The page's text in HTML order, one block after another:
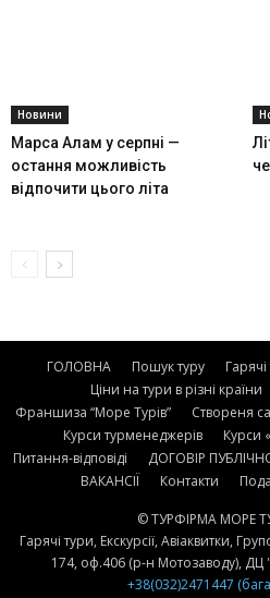
Новини
Марса Алам у серпні —
остання можливість
відпочити цього літа
ГОЛОВНА Пошук туру
Ціни на тури в різні країни
Франшиза “Море Турів”
Створеня
Курси турменеджерів
Курси
Питання-відповіді
ДОГОВІР
ВАКАНСІЇ
Контакти
© ТУРФІРМА МОРЕ
Гарячі тури, Екскурсії, Авіаквитки,
174, оф.406 (р-н Мотозаводу), ДЦ
+38(032)2471447